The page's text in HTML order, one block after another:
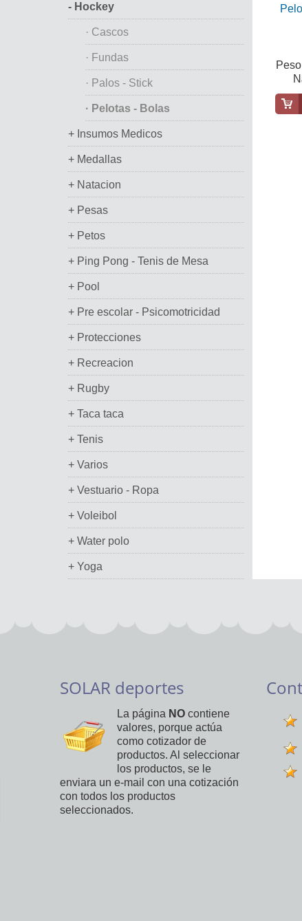
- Hockey
· Cascos
· Fundas
· Palos - Stick
· Pelotas - Bolas
+ Insumos Medicos
+ Medallas
+ Natacion
+ Pesas
+ Petos
+ Ping Pong - Tenis de Mesa
+ Pool
+ Pre escolar - Psicomotricidad
+ Protecciones
+ Recreacion
+ Rugby
+ Taca taca
+ Tenis
+ Varios
+ Vestuario - Ropa
+ Voleibol
+ Water polo
+ Yoga
SOLAR deportes
La página NO contiene
valores, porque actúa
como cotizador de
productos. Al seleccionar
los productos, se le
enviara un e-mail con una cotización
con todos los productos
seleccionados.